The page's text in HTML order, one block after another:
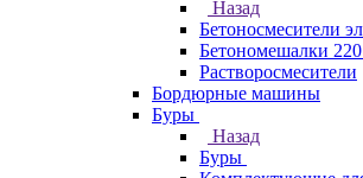
Назад
Бетоносмесители
Бетономешалки
Растворосмесители
Бордюрные машины
Буры
Назад
Буры